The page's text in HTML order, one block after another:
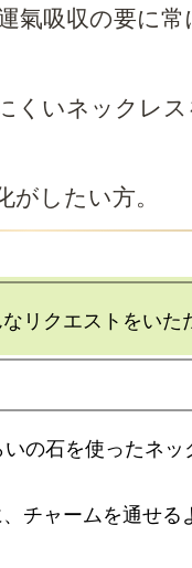
氣吸収の要に
くいネックレ
がしたい方。
の石を使ったネッ
チャームを通せる